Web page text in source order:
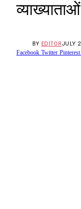
BY EDITORJULY
Facebook Twitter Pinterest